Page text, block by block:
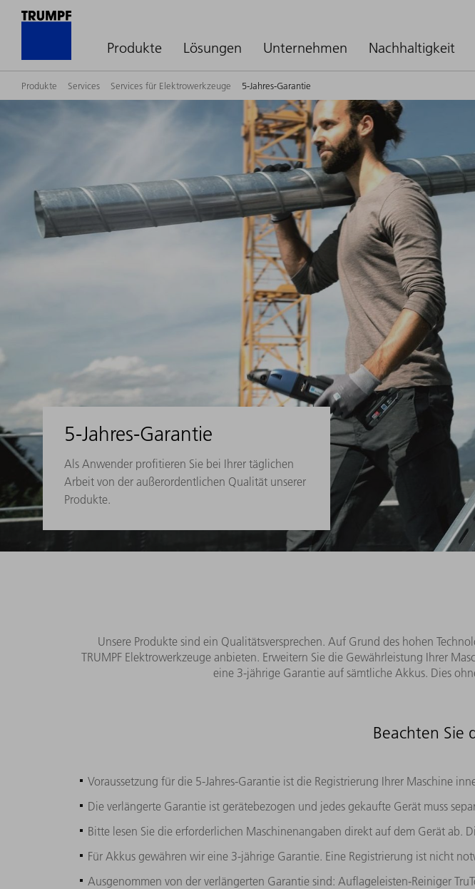
Produkte Lösungen Unternehmen Nachhaltigkeit
Produkte Services Services für Elektrowerkzeuge 5-Jahres-Garantie
5-Jahres-Garantie
Als Anwender profitieren Sie bei Ihrer täglichen
Arbeit von der außerordentlichen Qualität unserer
Produkte.
Unsere Produkte sind ein Qualitätsversprechen. Auf Grund des hohen
TRUMPF Elektrowerkzeuge anbieten. Erweitern Sie die Gewährleistung Ihrer
eine 3-jährige Garantie auf sämtliche Akkus. Dies
Beachten Sie
Voraussetzung für die 5-Jahres-Garantie ist die Registrierung Ihrer Maschine
Die verlängerte Garantie ist gerätebezogen und jedes gekaufte Gerät muss
Bitte lesen Sie die erforderlichen Maschinenangaben direkt auf dem Gerät ab.
Für Akkus gewähren wir eine 3-jährige Garantie. Eine Registrierung ist nicht
Ausgenommen von der verlängerten Garantie sind: Auflageleisten-Reiniger